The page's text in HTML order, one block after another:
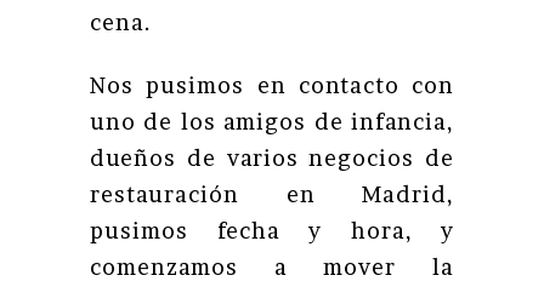
cena.
Nos pusimos en contacto con
uno de los amigos de infancia,
dueños de varios negocios de
restauración en Madrid,
pusimos fecha y hora, y
comenzamos a mover la